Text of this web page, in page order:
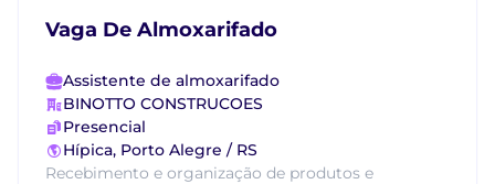
Vaga De Almoxarifado
Assistente de almoxarifado
BINOTTO CONSTRUCOES
Presencial
Hípica, Porto Alegre / RS
Recebimento e organização de produtos e